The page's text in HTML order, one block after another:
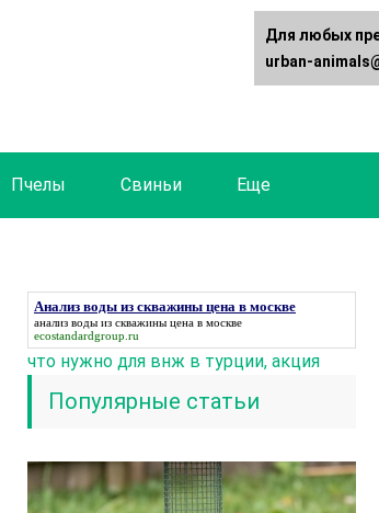
Пчелы Свиньи Еще
Анализ воды из скважины цена в москве
анализ воды из скважины цена в москве
ecostandardgroup.ru
что нужно для внж в турции, акция
Популярные статьи
Для любых
urban-